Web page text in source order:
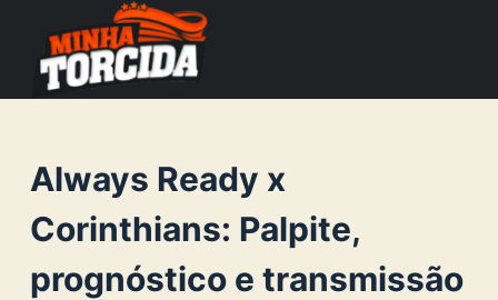
o
n
Always Ready x
Corinthians: Palpite,
prognóstico e transmissão